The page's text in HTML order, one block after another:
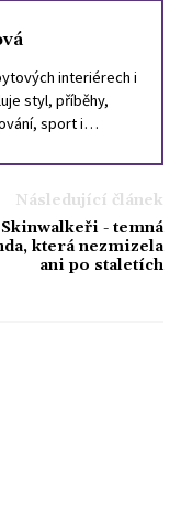
interiérech i
styl, příběhy,
sport i
že dobrý text
dobrý parfém,
Následující článek
Skinwalkeři - temná
která nezmizela
ani po staletích